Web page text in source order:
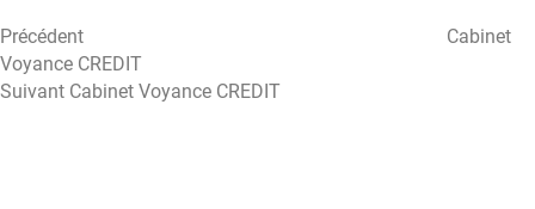
Précédent
Cabinet
Voyance CREDIT
Article
Suivant Cabinet Voyance CREDIT